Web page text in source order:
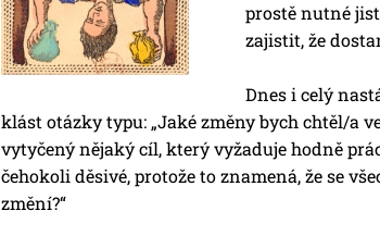
prostě nutné
zajistit, že
Dnes i celý
klást otázky typu: „Jaké změny bych chtěl/a
vytyčený nějaký cíl, který vyžaduje hodně
čehokoli děsivé, protože to znamená, že se
změní?“